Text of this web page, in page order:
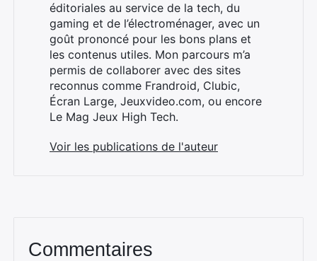
éditoriales au service de la tech, du
gaming et de l’électroménager, avec un
goût prononcé pour les bons plans et
les contenus utiles. Mon parcours m’a
permis de collaborer avec des sites
reconnus comme Frandroid, Clubic,
Écran Large, Jeuxvideo.com, ou encore
Le Mag Jeux High Tech.
Voir les publications de l'auteur
Commentaires
Rechercher